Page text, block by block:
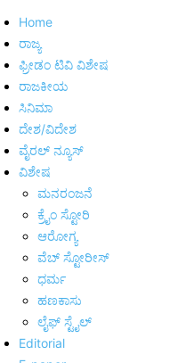
Home
ರಾಜ್ಯ
ಫ್ರೀಡಂ ಟಿವಿ ವಿಶೇಷ
ರಾಜಕೀಯ
ಸಿನಿಮಾ
ದೇಶ/ವಿದೇಶ
ವೈರಲ್ ನ್ಯೂಸ್
ವಿಶೇಷ
ಮನರಂಜನೆ
ಕ್ರೈಂ ಸ್ಟೋರಿ
ಆರೋಗ್ಯ
ವೆಬ್ ಸ್ಟೋರೀಸ್
ಧರ್ಮ
ಹಣಕಾಸು
ಲೈಫ್ ಸ್ಟೈಲ್
Editorial